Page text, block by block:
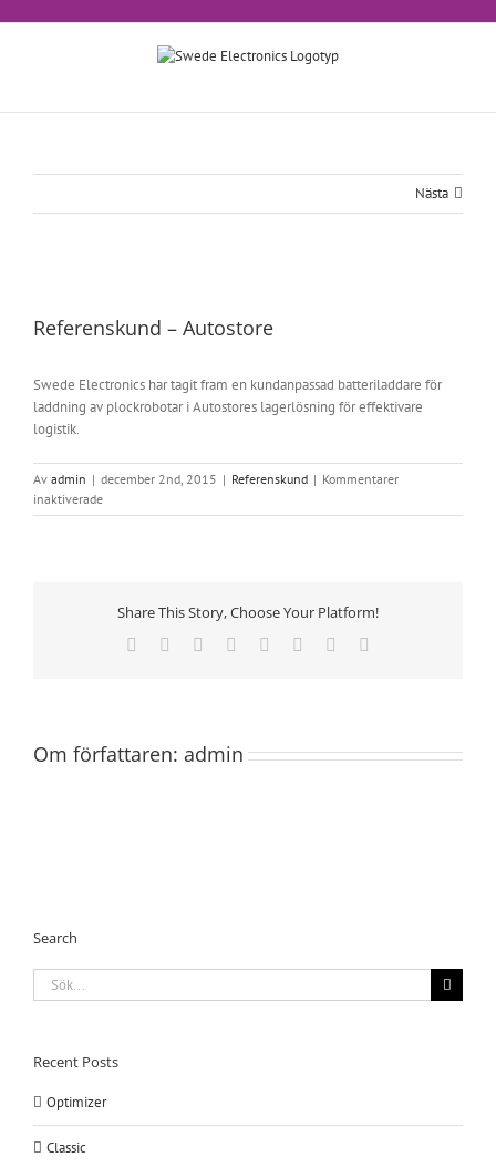
Nästa
bild
Referenskund – Autostore
Swede Electronics har tagit fram en kundanpassad batteriladdare för
laddning av plockrobotar i Autostores lagerlösning för effektivare
logistik.
Av admin | december 2nd, 2015 | Referenskund | Kommentarer
inaktiveradeför
Referenskund
Share This Story, Choose Your Platform!
Facebook
TwitterReddit LinkedIn
TumblrPinterest
Om författaren: admin
Search
Sök
efter:
Recent Posts
Optimizer
Classic